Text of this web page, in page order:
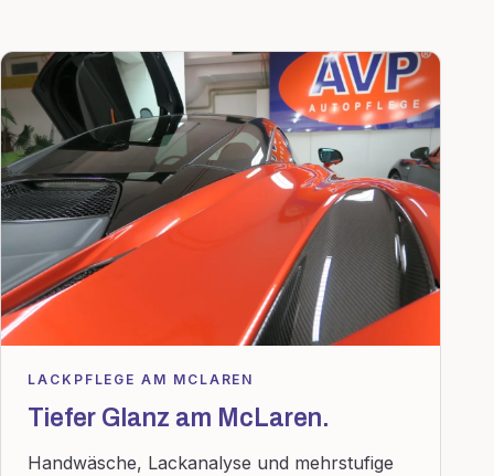
LACKPFLEGE AM MCLAREN
Tiefer Glanz am McLaren.
Handwäsche, Lackanalyse und mehrstufige